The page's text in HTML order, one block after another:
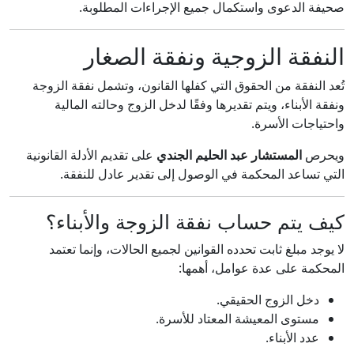
صحيفة الدعوى واستكمال جميع الإجراءات المطلوبة.
النفقة الزوجية ونفقة الصغار
تُعد النفقة من الحقوق التي كفلها القانون، وتشمل نفقة الزوجة
ونفقة الأبناء، ويتم تقديرها وفقًا لدخل الزوج وحالته المالية
واحتياجات الأسرة.
ويحرص المستشار عبد الحليم الجندي على تقديم الأدلة القانونية
التي تساعد المحكمة في الوصول إلى تقدير عادل للنفقة.
كيف يتم حساب نفقة الزوجة والأبناء؟
لا يوجد مبلغ ثابت تحدده القوانين لجميع الحالات، وإنما تعتمد
المحكمة على عدة عوامل، أهمها:
دخل الزوج الحقيقي.
مستوى المعيشة المعتاد للأسرة.
عدد الأبناء.